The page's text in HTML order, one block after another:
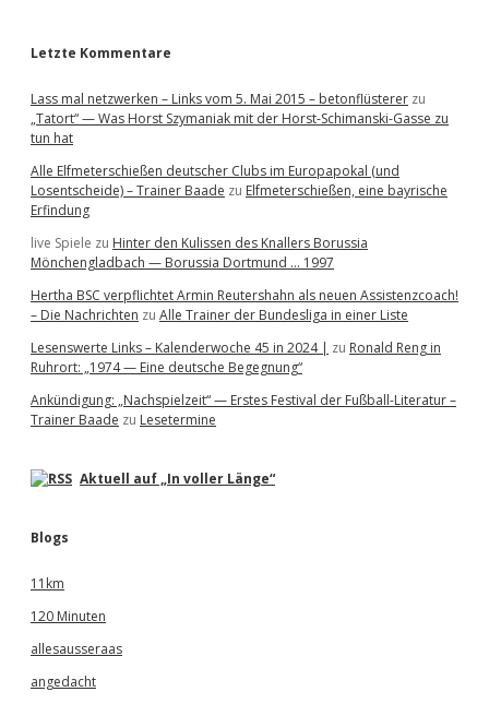
Letzte Kommentare
Lass mal netzwerken – Links vom 5. Mai 2015 – betonflüsterer zu
„Tatort“ — Was Horst Szymaniak mit der Horst-Schimanski-Gasse zu
tun hat
Alle Elfmeterschießen deutscher Clubs im Europapokal (und
Losentscheide) – Trainer Baade zu Elfmeterschießen, eine bayrische
Erfindung
live Spiele zu Hinter den Kulissen des Knallers Borussia
Mönchengladbach — Borussia Dortmund … 1997
Hertha BSC verpflichtet Armin Reutershahn als neuen Assistenzcoach!
– Die Nachrichten zu Alle Trainer der Bundesliga in einer Liste
Lesenswerte Links – Kalenderwoche 45 in 2024 | zu Ronald Reng in
Ruhrort: „1974 — Eine deutsche Begegnung“
Ankündigung: „Nachspielzeit“ — Erstes Festival der Fußball-Literatur –
Trainer Baade zu Lesetermine
Aktuell auf „In voller Länge“
Blogs
11km
120 Minuten
allesausseraas
angedacht